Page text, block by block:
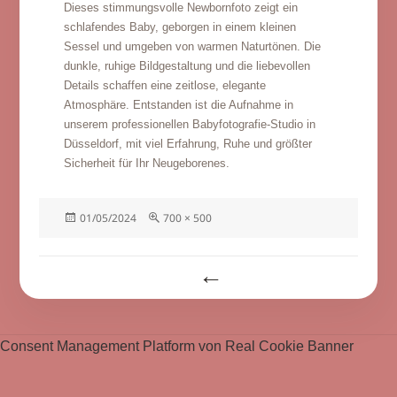
Dieses stimmungsvolle Newbornfoto zeigt ein
schlafendes Baby, geborgen in einem kleinen
Sessel und umgeben von warmen Naturtönen. Die
dunkle, ruhige Bildgestaltung und die liebevollen
Details schaffen eine zeitlose, elegante
Atmosphäre. Entstanden ist die Aufnahme in
unserem professionellen Babyfotografie-Studio in
Düsseldorf, mit viel Erfahrung, Ruhe und größter
Sicherheit für Ihr Neugeborenes.
Veröffentlicht
01/05/2024
Volle
700 × 500
Consent Management Platform von Real Cookie Banner